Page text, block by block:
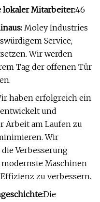
lokaler Mitarbeiter:46
Moley Industries
Service,
Wir werden
Tag der offenen Tür
haben erfolgreich ein
und
Arbeit am Laufen zu
Wir
Verbesserung
Maschinen
zu verbessern.
Die